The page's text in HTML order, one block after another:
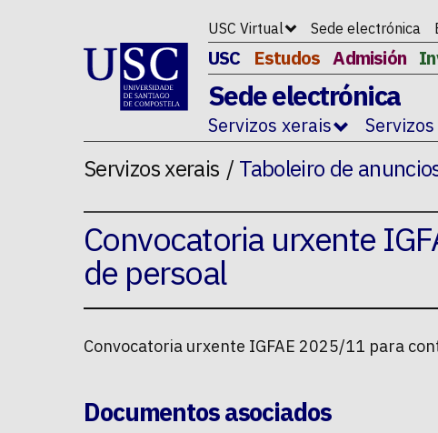
USC Virtual Sede electrónica
USC Estudos Admisión
Sede electrónica
Servizos xerais
Servizos xerais Taboleiro de
Convocatoria urxente
de persoal
Convocatoria urxente IGFAE 2025/11 para
Documentos asociados